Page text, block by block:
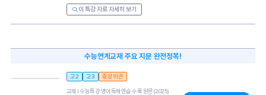
이 특강 자료 자세히 보기
수능연계교재 주요 지문 완전정복!
고2 고3 중상위권
교재 l수능특강 영어독해연습 수록 원문(2025)